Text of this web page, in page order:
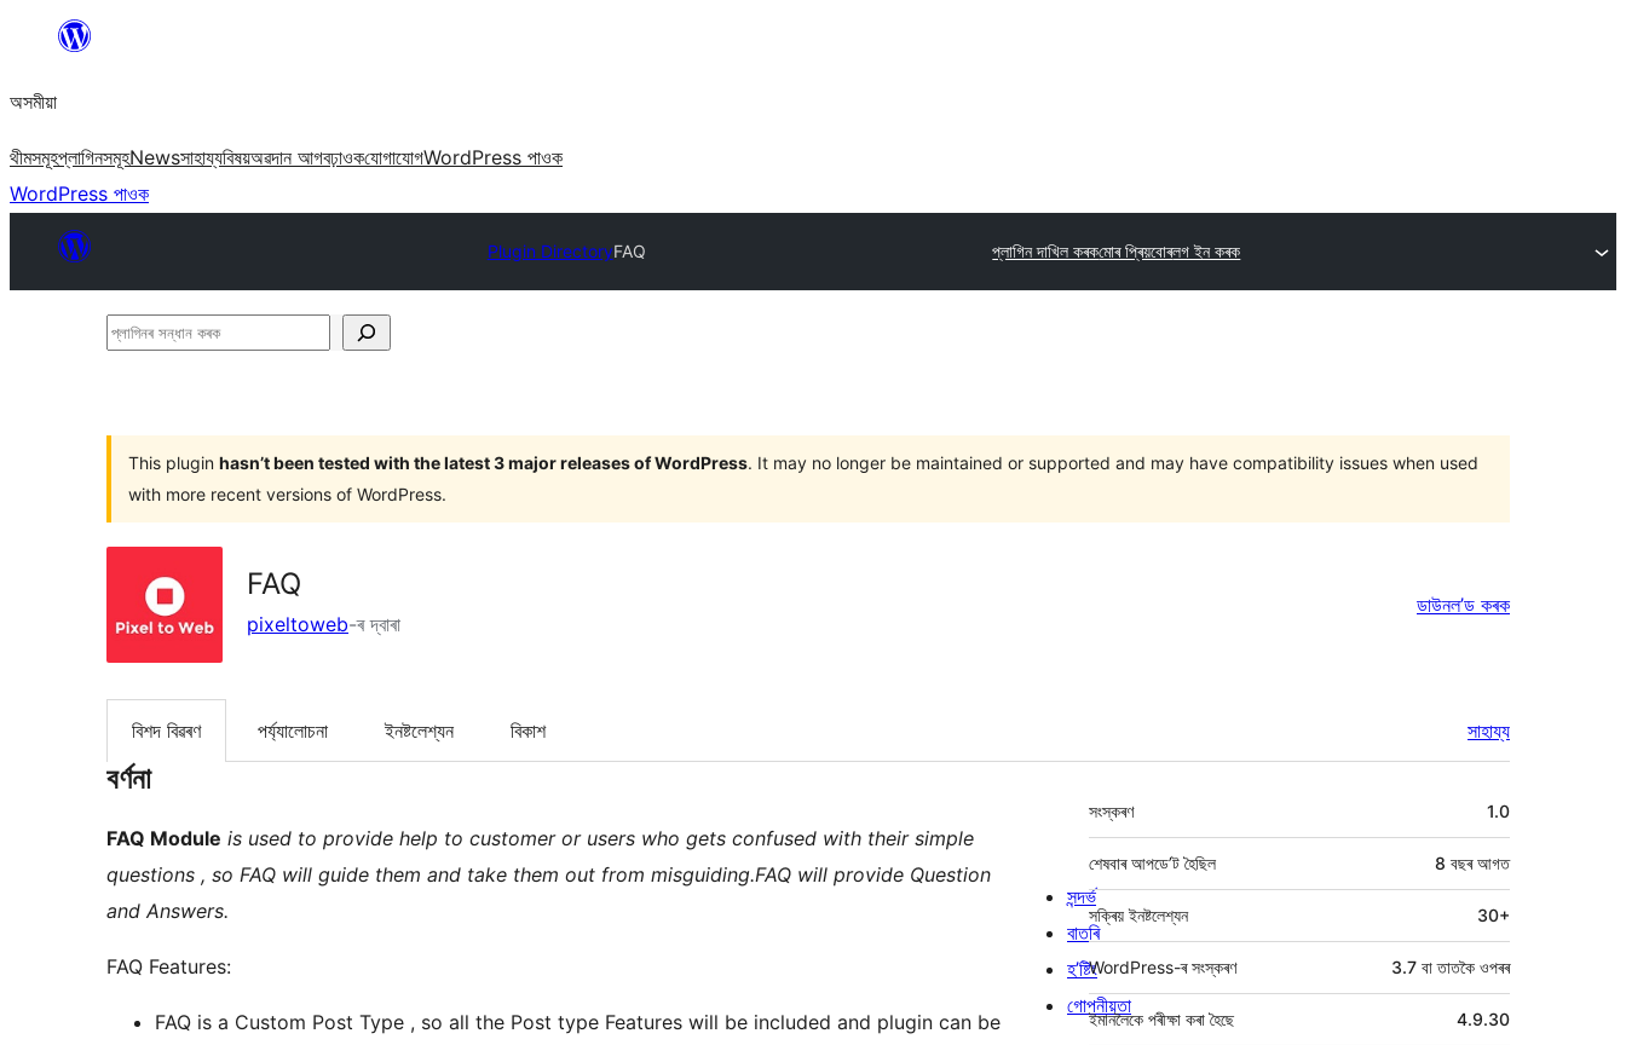
বিষয়বস্তুলৈ
যাওক
অসমীয়া
থীমসমূহপ্লাগিনসমূহNewsসাহায্যবিষয়অৱদান আগবঢ়াওকযোগাযোগWordPress পাওক
WordPress পাওক
Plugin DirectoryFAQ প্লাগিন দাখিল কৰকমোৰ প্ৰিয়বোৰলগ ইন কৰক
প্লাগিনৰ
This plugin hasn’t been tested with the latest 3 major releases of WordPress. It may no longer be maintained or supported and may have compatibility issues when used
with more recent versions of WordPress.
FAQ
pixeltoweb-ৰ দ্বাৰা
ডাউনল’ড কৰক
বিশদ বিৱৰণ পৰ্য্যালোচনা ইনষ্টলেশ্যন বিকাশ সাহায্য
বৰ্ণনা
FAQ Module is used to provide help to customer or users who gets confused with their simple
questions , so FAQ will guide them and take them out from misguiding.FAQ will provide Question
and Answers.
FAQ Features:
FAQ is a Custom Post Type , so all the Post type Features will be included and plugin can be
মেটা 1.0
সংস্কৰণ
8 বছৰআগত
শেষবাৰ আপডে’ট হৈছিল
সক্ৰিয় ইনষ্টলেশ্যন 30+
WordPress-ৰ সংস্কৰণ 3.7 বা তাতকৈ ওপৰৰ
ইমানলৈকে পৰীক্ষা কৰা হৈছে 4.9.30
সন্দৰ্ভ
বাতৰি
হ’ষ্টিং
গোপনীয়তা